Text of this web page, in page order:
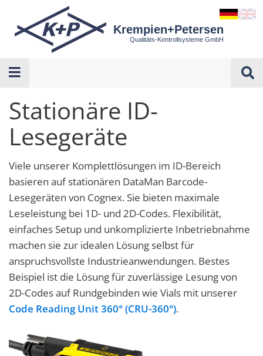
Krempien+Petersen
Qualitäts-Kontrollsysteme GmbH
Stationäre ID-
Lesegeräte
Viele unserer Komplettlösungen im ID-Bereich
basieren auf stationären DataMan Barcode-
Lesegeräten von Cognex. Sie bieten maximale
Leseleistung bei 1D- und 2D-Codes. Flexibilität,
einfaches Setup und unkomplizierte Inbetriebnahme
machen sie zur idealen Lösung selbst für
anspruchsvollste Industrieanwendungen. Bestes
Beispiel ist die Lösung für zuverlässige Lesung von
2D-Codes auf Rundgebinden wie Vials mit unserer
Code Reading Unit 360° (CRU-360°).